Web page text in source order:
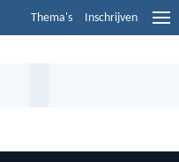
Thema's Inschrijven